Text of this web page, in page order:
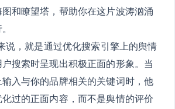
和瞭望塔，帮助你在这片波涛汹涌
说，就是通过优化搜索引擎上的舆情
搜索时呈现出积极正面的形象。当
入与你的品牌相关的关键词时，他
过的正面内容，而不是舆情的评价